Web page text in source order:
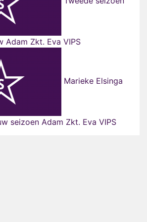
Adam Zkt. Eva VIPS
Marieke Elsinga
seizoen Adam Zkt. Eva VIPS